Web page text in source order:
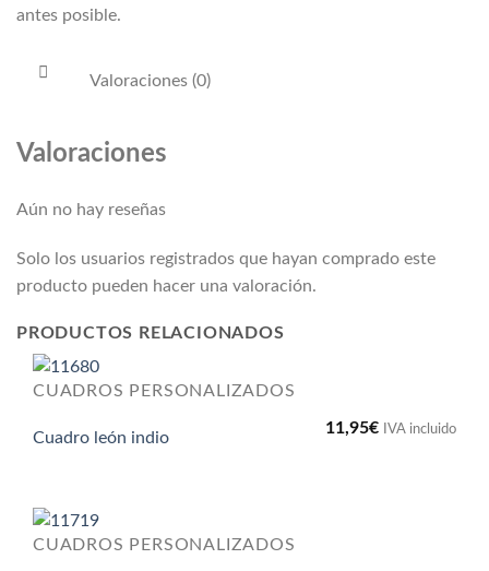
antes posible.
Valoraciones (0)
Valoraciones
Aún no hay reseñas
Solo los usuarios registrados que hayan comprado este
producto pueden hacer una valoración.
PRODUCTOS RELACIONADOS
CUADROS PERSONALIZADOS
Cuadro león indio
11,95€ IVA incluido
CUADROS PERSONALIZADOS